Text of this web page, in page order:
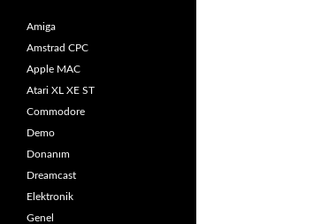
Amiga
Amstrad CPC
Apple MAC
Atari XL XE ST
Commodore
Demo
Donanım
Dreamcast
Elektronik
Genel